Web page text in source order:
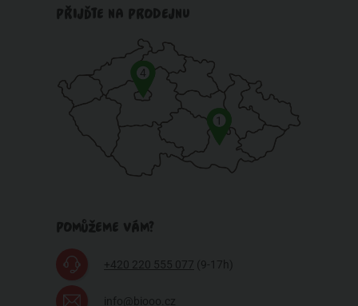
PŘIJĎTE NA PRODEJNU
1
4
POMŮŽEME VÁM?
+420 220 555 077 (9-17h)
info@biooo.cz